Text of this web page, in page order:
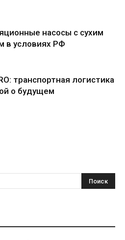
насосы с сухим
в условиях РФ
транспортная логистика
о будущем